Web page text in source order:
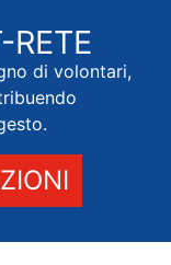
RETE
di volontari,